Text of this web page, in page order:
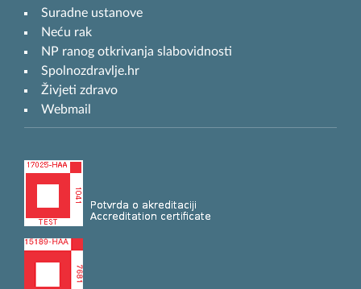
Suradne ustanove
Neću rak
NP ranog otkrivanja slabovidnosti
Spolnozdravlje.hr
Živjeti zdravo
Webmail